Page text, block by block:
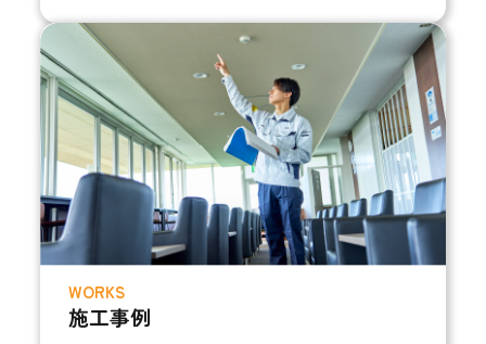
WORKS
施工事例